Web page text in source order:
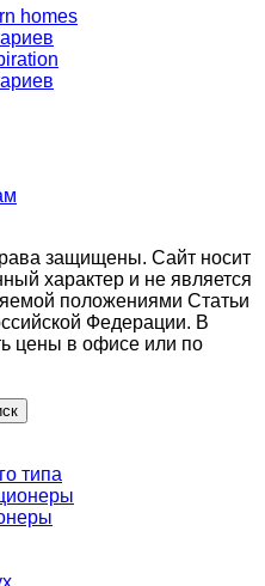
homes
защищены. Сайт носит
характер и не является
положениями Статьи
Федерации. В
цены в офисе или по
типа